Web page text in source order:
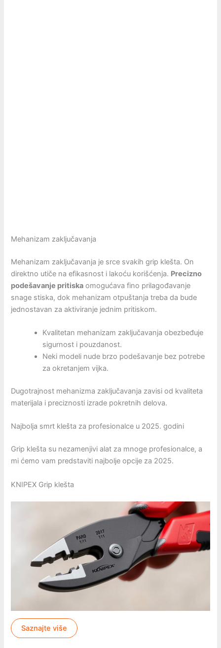
Mehanizam zaključavanja
Mehanizam zaključavanja je srce svakih grip klešta. On
direktno utiče na efikasnost i lakoću korišćenja. Precizno
podešavanje pritiska omogućava fino prilagođavanje
snage stiska, dok mehanizam otpuštanja treba da bude
jednostavan za aktiviranje jednim pritiskom.
Kvalitetan mehanizam zaključavanja obezbeđuje
sigurnost i pouzdanost.
Neki modeli nude brzo podešavanje bez potrebe
za okretanjem vijka.
Dugotrajnost mehanizma zaključavanja zavisi od kvaliteta
materijala i preciznosti izrade pokretnih delova.
Najbolja smrt klešta za profesionalce u 2025. godini
Grip klešta su nezamenjivi alat za mnoge profesionalce, a
mi ćemo vam predstaviti najbolje opcije za 2025.
KNIPEX Grip klešta
Saznajte više